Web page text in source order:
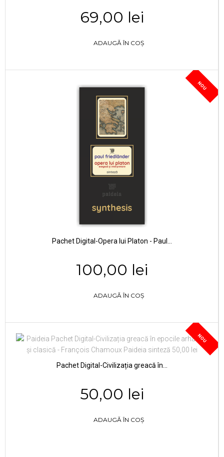
69,00 lei
ADAUGĂ ÎN COȘ
NOU
Pachet Digital-Opera lui Platon - Paul...
100,00 lei
ADAUGĂ ÎN COȘ
NOU
Pachet Digital-Civilizația greacă în...
50,00 lei
ADAUGĂ ÎN COȘ